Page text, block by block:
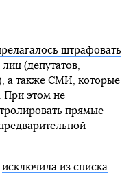
штрафовать
(депутатов,
а также СМИ, которые
При этом не
прямые
исключила из списка